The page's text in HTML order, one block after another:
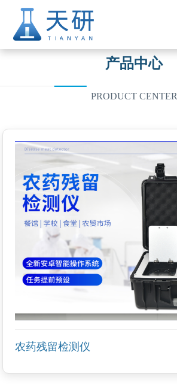
产品中心
PRODUCT CENTER
农药残留检测仪